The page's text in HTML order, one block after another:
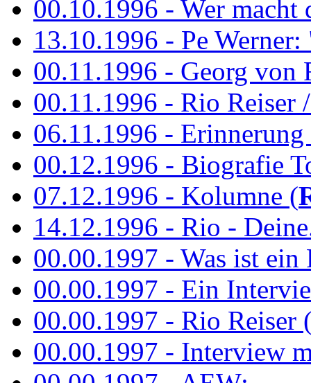
00.10.1996 - Wer macht
13.10.1996 - Pe
00.11.1996 - Georg von
00.11.1996 - Rio Reiser
06.11.1996 -
00.12.1996 - Biografie
07.12.1996 - Kolumne (
14.12.1996 - Rio -
00.00.1997 - Was ist ein
00.00.1997 - Ein
00.00.1997 - Rio Reiser
00.00.1997 - Interview